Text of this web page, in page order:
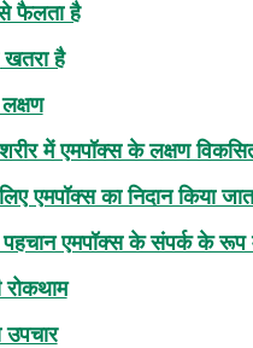
फैलता है
है
में एमपॉक्स के लक्षण
एमपॉक्स का निदान किया
एमपॉक्स के संपर्क के रूप
रोकथाम
उपचार